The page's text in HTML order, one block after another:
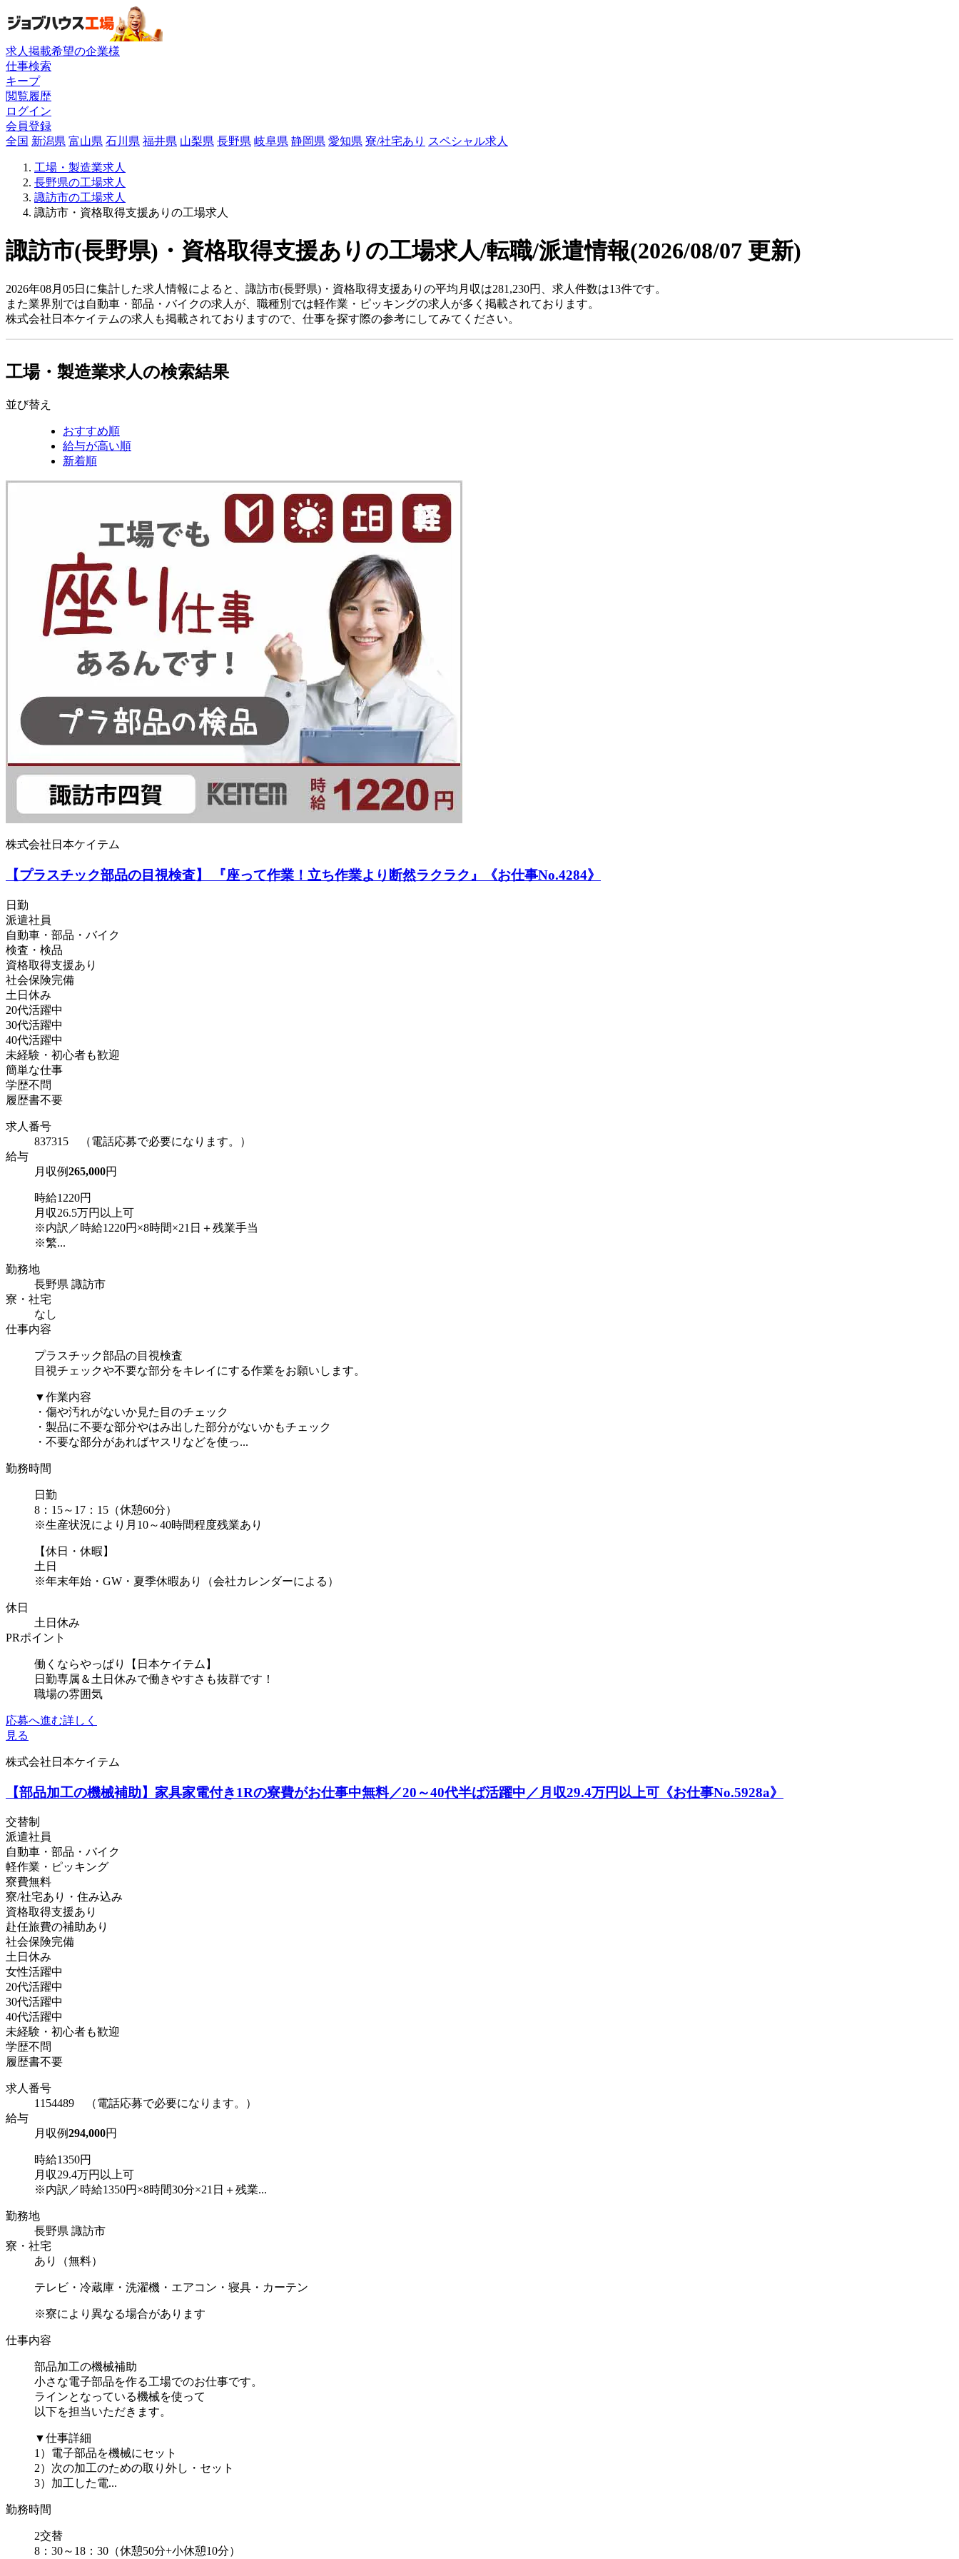
求人掲載希望の企業様
仕事検索
キープ
閲覧履歴
ログイン
会員登録
全国 新潟県 富山県 石川県 福井県 山梨県 長野県 岐阜県 静岡県 愛知県 寮/社宅あり スペシャル求人
工場・製造業求人
長野県の工場求人
諏訪市の工場求人
諏訪市・資格取得支援ありの工場求人
諏訪市(長野県)・資格取得支援ありの工場求人/転職/派遣情報(2026/08/07 更新)
2026年08月05日に集計した求人情報によると、諏訪市(長野県)・資格取得支援ありの平均月収は281,230円、求人件数は13件です。
また業界別では自動車・部品・バイクの求人が、職種別では軽作業・ピッキングの求人が多く掲載されております。
株式会社日本ケイテムの求人も掲載されておりますので、仕事を探す際の参考にしてみてください。
工場・製造業求人の検索結果
並び替え
おすすめ順
給与が高い順
新着順
株式会社日本ケイテム
【プラスチック部品の目視検査】 『座って作業！立ち作業より断然ラクラク』《お仕事No.4284》
日勤
派遣社員
自動車・部品・バイク
検査・検品
資格取得支援あり
社会保険完備
土日休み
20代活躍中
30代活躍中
40代活躍中
未経験・初心者も歓迎
簡単な仕事
学歴不問
履歴書不要
求人番号
837315 （電話応募で必要になります。）
給与
月収例265,000円
時給1220円
月収26.5万円以上可
※内訳／時給1220円×8時間×21日＋残業手当
※繁...
勤務地
長野県 諏訪市
寮・社宅
なし
仕事内容
プラスチック部品の目視検査
目視チェックや不要な部分をキレイにする作業をお願いします。
▼作業内容
・傷や汚れがないか見た目のチェック
・製品に不要な部分やはみ出した部分がないかもチェック
・不要な部分があればヤスリなどを使っ...
勤務時間
日勤
8：15～17：15（休憩60分）
※生産状況により月10～40時間程度残業あり
【休日・休暇】
土日
※年末年始・GW・夏季休暇あり（会社カレンダーによる）
休日
土日休み
PRポイント
働くならやっぱり【日本ケイテム】
日勤専属＆土日休みで働きやすさも抜群です！
職場の雰囲気
応募へ進む詳しく
見る
株式会社日本ケイテム
【部品加工の機械補助】家具家電付き1Rの寮費がお仕事中無料／20～40代半ば活躍中／月収29.4万円以上可《お仕事No.5928a》
交替制
派遣社員
自動車・部品・バイク
軽作業・ピッキング
寮費無料
寮/社宅あり・住み込み
資格取得支援あり
赴任旅費の補助あり
社会保険完備
土日休み
女性活躍中
20代活躍中
30代活躍中
40代活躍中
未経験・初心者も歓迎
学歴不問
履歴書不要
求人番号
1154489 （電話応募で必要になります。）
給与
月収例294,000円
時給1350円
月収29.4万円以上可
※内訳／時給1350円×8時間30分×21日＋残業...
勤務地
長野県 諏訪市
寮・社宅
あり（無料）
テレビ・冷蔵庫・洗濯機・エアコン・寝具・カーテン
※寮により異なる場合があります
仕事内容
部品加工の機械補助
小さな電子部品を作る工場でのお仕事です。
ラインとなっている機械を使って
以下を担当いただきます。
▼仕事詳細
1）電子部品を機械にセット
2）次の加工のための取り外し・セット
3）加工した電...
勤務時間
2交替
8：30～18：30（休憩50分+小休憩10分）